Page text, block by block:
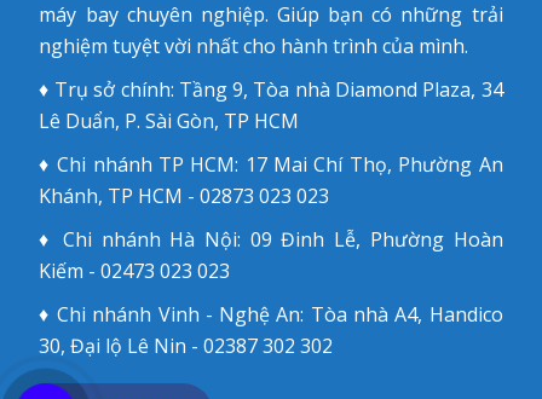
máy bay chuyên nghiệp. Giúp bạn có những trải
nghiệm tuyệt vời nhất cho hành trình của mình.
♦ Trụ sở chính: Tầng 9, Tòa nhà Diamond Plaza, 34
Lê Duẩn, P. Sài Gòn, TP HCM
♦ Chi nhánh TP HCM: 17 Mai Chí Thọ, Phường An
Khánh, TP HCM - 02873 023 023
♦ Chi nhánh Hà Nội: 09 Đinh Lễ, Phường Hoàn
Kiếm - 02473 023 023
♦ Chi nhánh Vinh - Nghệ An: Tòa nhà A4, Handico
30, Đại lộ Lê Nin - 02387 302 302